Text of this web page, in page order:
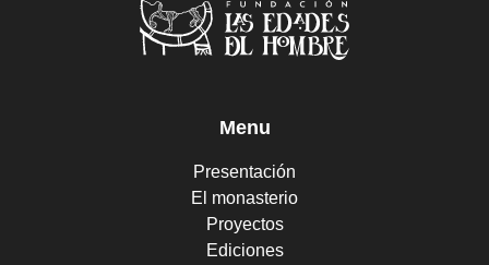
Menu
Presentación
El monasterio
Proyectos
Ediciones